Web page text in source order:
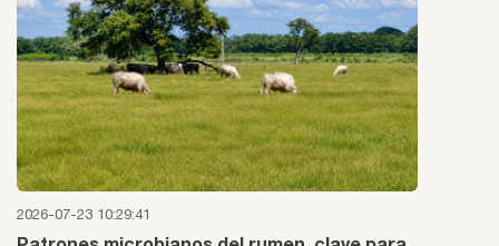
2026-07-23 10:29:41